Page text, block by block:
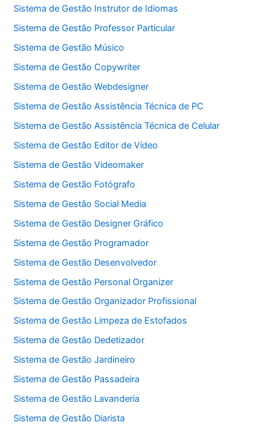
Sistema de Gestão Instrutor de Idiomas
Sistema de Gestão Professor Particular
Sistema de Gestão Músico
Sistema de Gestão Copywriter
Sistema de Gestão Webdesigner
Sistema de Gestão Assistência Técnica de PC
Sistema de Gestão Assistência Técnica de Celular
Sistema de Gestão Editor de Vídeo
Sistema de Gestão Videomaker
Sistema de Gestão Fotógrafo
Sistema de Gestão Social Media
Sistema de Gestão Designer Gráfico
Sistema de Gestão Programador
Sistema de Gestão Desenvolvedor
Sistema de Gestão Personal Organizer
Sistema de Gestão Organizador Profissional
Sistema de Gestão Limpeza de Estofados
Sistema de Gestão Dedetizador
Sistema de Gestão Jardineiro
Sistema de Gestão Passadeira
Sistema de Gestão Lavanderia
Sistema de Gestão Diarista